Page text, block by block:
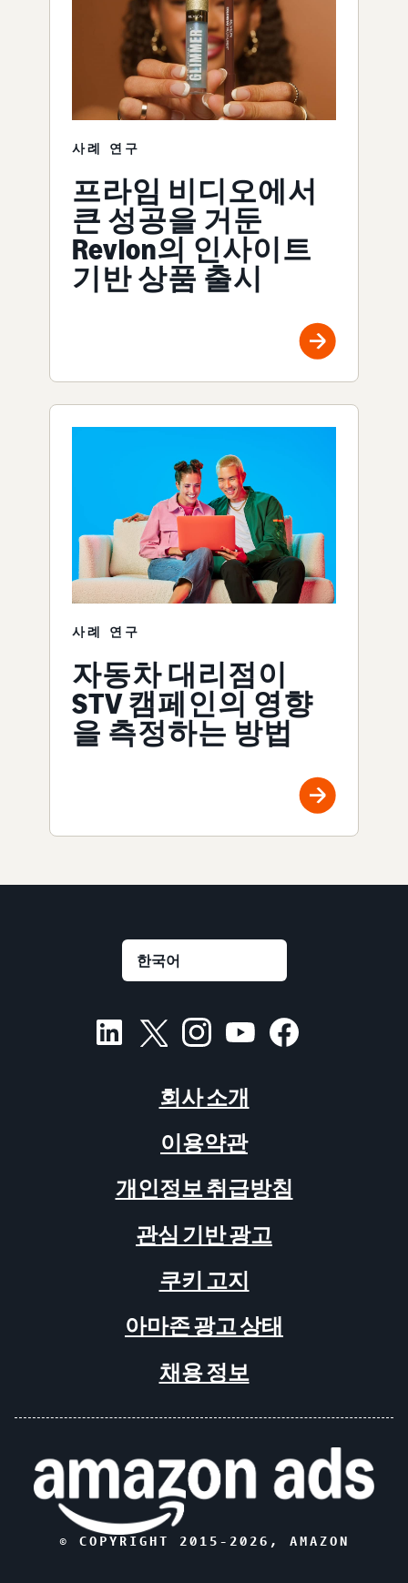
사례 연구
프라임 비디오에서
큰 성공을 거둔
Revlon의 인사이트
기반 상품 출시
사례 연구
자동차 대리점이
STV 캠페인의 영향
을 측정하는 방법
회사 소개
이용약관
개인정보 취급방침
관심 기반 광고
쿠키 고지
아마존 광고 상태
채용 정보
© COPYRIGHT 2015- 2026 , AMAZON